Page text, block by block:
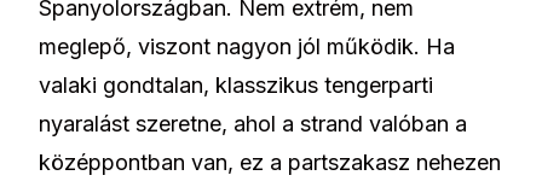
Spanyolországban. Nem extrém, nem
meglepő, viszont nagyon jól működik. Ha
valaki gondtalan, klasszikus tengerparti
nyaralást szeretne, ahol a strand valóban a
középpontban van, ez a partszakasz nehezen